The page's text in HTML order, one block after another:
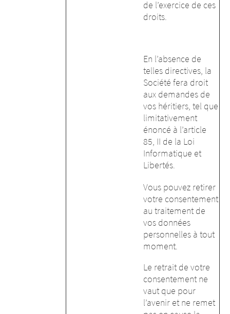
de l’exercice de ces
droits.
En l’absence de
telles directives, la
Société fera droit
aux demandes de
vos héritiers, tel que
limitativement
énoncé à l’article
85, II de la Loi
Informatique et
Libertés.
Vous pouvez retirer
votre consentement
au traitement de
vos données
personnelles à tout
moment.
Le retrait de votre
consentement ne
vaut que pour
l’avenir et ne remet